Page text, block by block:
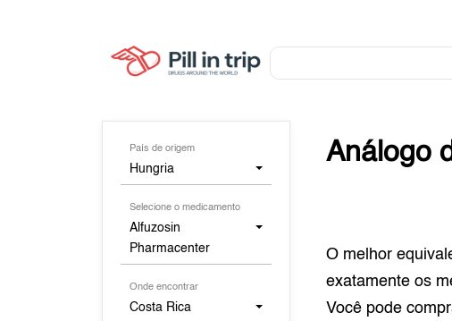
País de origem
Hungria
Selecione o medicamento
Alfuzosin
Pharmacenter
Onde encontrar
Costa Rica
Análogo
O melhor
exatamente os
Você pode